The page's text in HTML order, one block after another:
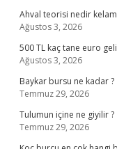
Ahval teorisi nedir
Ağustos 3, 2026
500 TL kaç tane euro
Ağustos 3, 2026
Baykar bursu ne kadar ?
Temmuz 29, 2026
Tulumun içine ne giyilir ?
Temmuz 29, 2026